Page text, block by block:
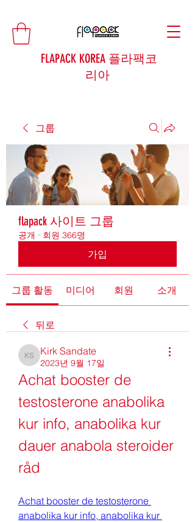
FLAPACK KOREA 플라팩코
리아
그룹
flapack 사이트 그룹
공개 · 회원 366명
가입
그룹 활동 미디어 회원 소개
뒤로
Kirk Sandate
Kirk Sandate
2023년 9월 17일
Achat booster de
testosterone anabolika
kur info, anabolika kur
dauer anabola steroider
råd
Achat booster de testosterone
anabolika kur info, anabolika kur